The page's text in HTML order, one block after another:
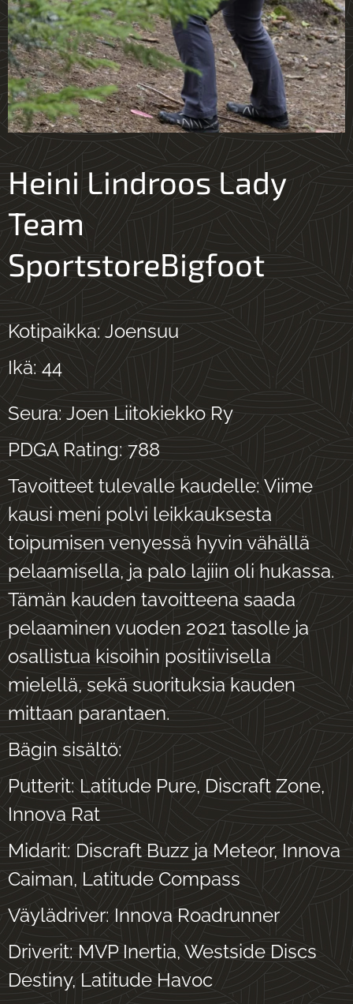
Heini Lindroos Lady
Team
SportstoreBigfoot
Kotipaikka: Joensuu
Ikä: 44
Seura: Joen Liitokiekko Ry
PDGA Rating: 788
Tavoitteet tulevalle kaudelle: Viime
kausi meni polvi leikkauksesta
toipumisen venyessä hyvin vähällä
pelaamisella, ja palo lajiin oli hukassa.
Tämän kauden tavoitteena saada
pelaaminen vuoden 2021 tasolle ja
osallistua kisoihin positiivisella
mielellä, sekä suorituksia kauden
mittaan parantaen.
Bägin sisältö:
Putterit: Latitude Pure, Discraft Zone,
Innova Rat
Midarit: Discraft Buzz ja Meteor, Innova
Caiman, Latitude Compass
Väylädriver: Innova Roadrunner
Driverit: MVP Inertia, Westside Discs
Destiny, Latitude Havoc